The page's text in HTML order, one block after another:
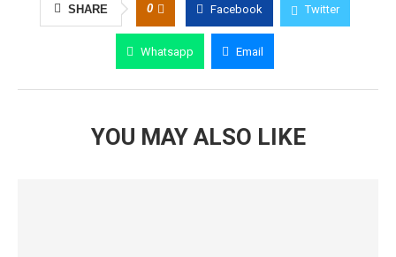
SHARE 0 Facebook Twitter
Whatsapp Email
YOU MAY ALSO LIKE